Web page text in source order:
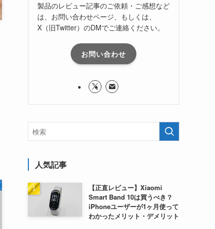
製品のレビュー記事のご依頼・ご感想など
は、お問い合わせページ、もしくは、
X（旧Twitter）のDMでご連絡ください。
お問い合わせ
人気記事
【正直レビュー】Xiaomi
Smart Band 10は買うべき？
iPhoneユーザーが1ヶ月使って
わかったメリット・デメリット